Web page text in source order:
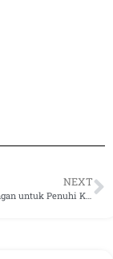
NEXT
192 Paket Pangan untuk Penuhi Kebutuhan Para santri Selama Ramadhan